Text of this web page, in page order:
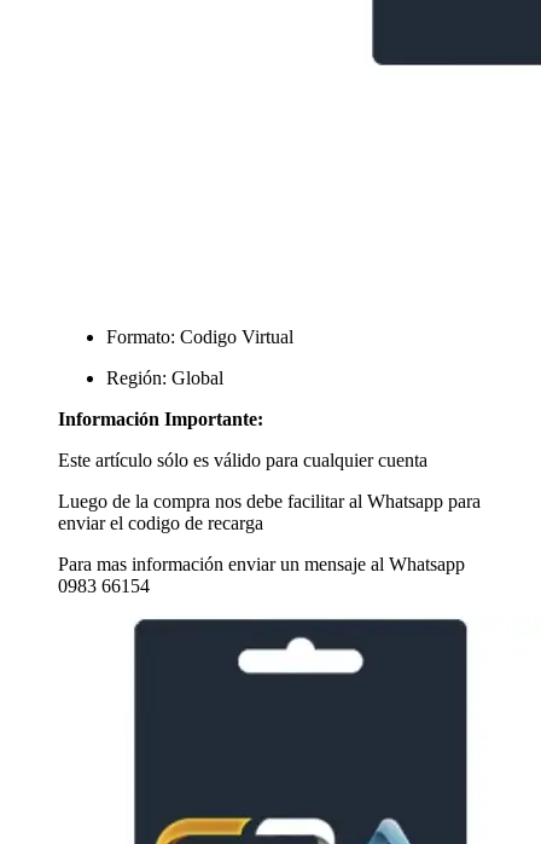
Formato: Codigo Virtual
Región: Global
Información Importante:
Este artículo sólo es válido para cualquier cuenta
Luego de la compra nos debe facilitar al Whatsapp para
enviar el codigo de recarga
Para mas información enviar un mensaje al Whatsapp
0983 66154